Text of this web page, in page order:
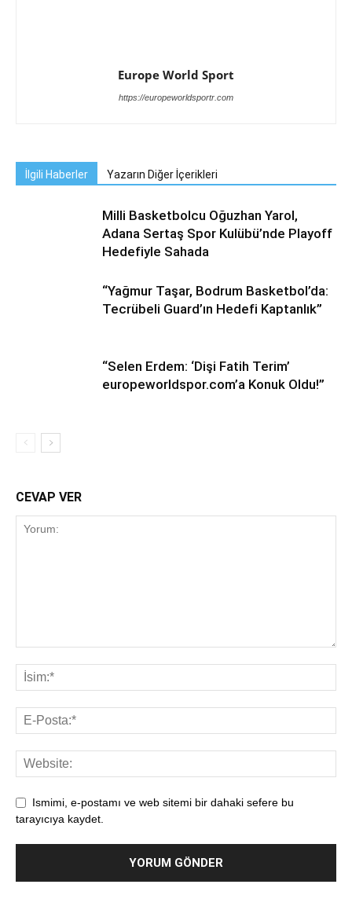
Europe World Sport
https://europeworldsportr.com
İlgili Haberler Yazarın Diğer İçerikleri
Milli Basketbolcu Oğuzhan Yarol,
Adana Sertaş Spor Kulübü’nde Playoff
Hedefiyle Sahada
“Yağmur Taşar, Bodrum Basketbol’da:
Tecrübeli Guard’ın Hedefi Kaptanlık”
“Selen Erdem: ‘Dişi Fatih Terim’
europeworldspor.com’a Konuk Oldu!”
CEVAP VER
Ismimi, e-postamı ve web sitemi bir dahaki sefere bu
tarayıcıya kaydet.